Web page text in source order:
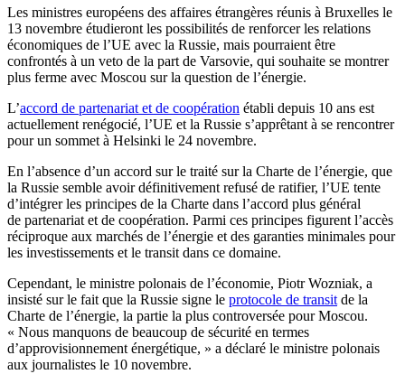
Les ministres européens des affaires étrangères réunis à Bruxelles le
13 novembre étudieront les possibilités de renforcer les relations
économiques de l’UE avec la Russie, mais pourraient être
confrontés à un veto de la part de Varsovie, qui souhaite se montrer
plus ferme avec Moscou sur la question de l’énergie.
L’accord de partenariat et de coopération établi depuis 10 ans est
actuellement renégocié, l’UE et la Russie s’apprêtant à se rencontrer
pour un sommet à Helsinki le 24 novembre.
En l’absence d’un accord sur le traité sur la Charte de l’énergie, que
la Russie semble avoir définitivement refusé de ratifier, l’UE tente
d’intégrer les principes de la Charte dans l’accord plus général
de partenariat et de coopération. Parmi ces principes figurent l’accès
réciproque aux marchés de l’énergie et des garanties minimales pour
les investissements et le transit dans ce domaine.
Cependant, le ministre polonais de l’économie, Piotr Wozniak, a
insisté sur le fait que la Russie signe le protocole de transit de la
Charte de l’énergie, la partie la plus controversée pour Moscou.
« Nous manquons de beaucoup de sécurité en termes
d’approvisionnement énergétique, » a déclaré le ministre polonais
aux journalistes le 10 novembre.